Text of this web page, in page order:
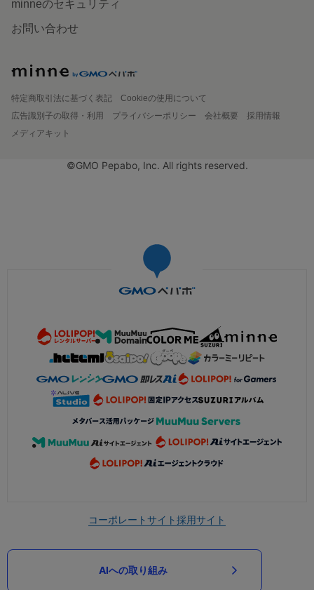
minneのセキュリティ
お問い合わせ
特定商取引法に基づく表記
Cookieの使用について
広告識別子の取得・利用
プライバシーポリシー 会社概要
採用情報
メディアキット
©GMO Pepabo, Inc. All rights reserved.
コーポレートサイト採用サイト
AIへの取り組み